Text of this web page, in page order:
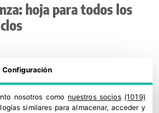
hoja para todos los
Configuración
nosotros como nuestros socios (1019)
similares para almacenar, acceder y